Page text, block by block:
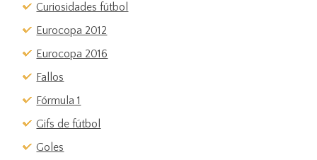
Curiosidades fútbol
Eurocopa 2012
Eurocopa 2016
Fallos
Fórmula 1
Gifs de fútbol
Goles